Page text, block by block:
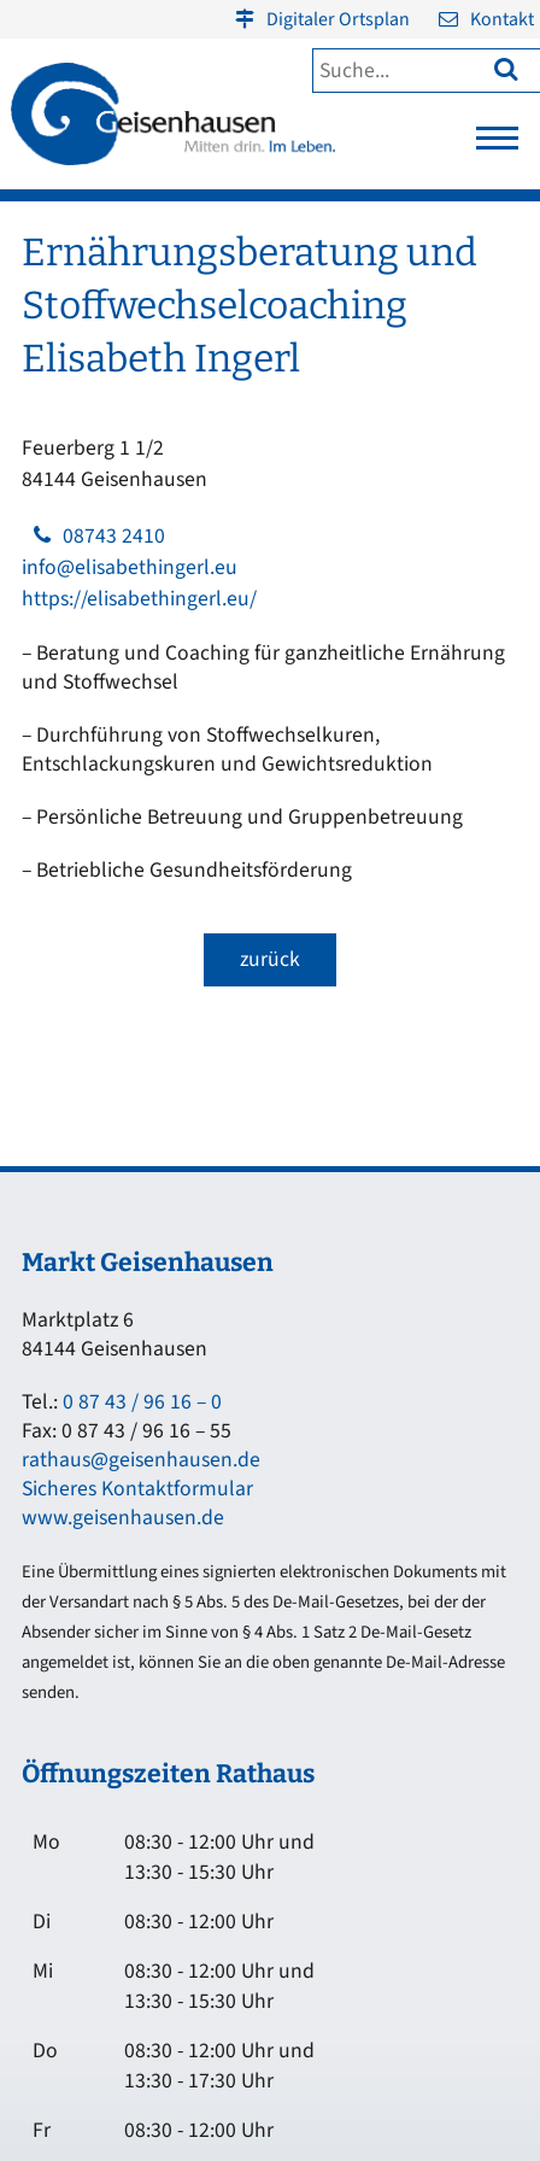
Digitaler Ortsplan Kontakt

Ernährungsberatung und
Stoffwechselcoaching
Elisabeth Ingerl
Feuerberg 1 1/2
84144 Geisenhausen
08743 2410
info@elisabethingerl.eu
https://elisabethingerl.eu/
– Beratung und Coaching für ganzheitliche Ernährung
und Stoffwechsel
– Durchführung von Stoffwechselkuren,
Entschlackungskuren und Gewichtsreduktion
– Persönliche Betreuung und Gruppenbetreuung
– Betriebliche Gesundheitsförderung
zurück
Markt Geisenhausen
Marktplatz 6
84144 Geisenhausen
Tel.:0 87 43 / 96 16 – 0
Fax: 0 87 43 / 96 16 – 55
rathaus@geisenhausen.de
Sicheres Kontaktformular
www.geisenhausen.de
Eine Übermittlung eines signierten elektronischen Dokuments mit
der Versandart nach § 5 Abs. 5 des De-Mail-Gesetzes, bei der der
Absender sicher im Sinne von § 4 Abs. 1 Satz 2 De-Mail-Gesetz
angemeldet ist, können Sie an die oben genannte De-Mail-Adresse
senden.
Öffnungszeiten Rathaus
Mo
08:30 - 12:00 Uhr und
13:30 - 15:30 Uhr
Di
08:30 - 12:00 Uhr
Mi
08:30 - 12:00 Uhr und
13:30 - 15:30 Uhr
Do
08:30 - 12:00 Uhr und
13:30 - 17:30 Uhr
Fr
08:30 - 12:00 Uhr